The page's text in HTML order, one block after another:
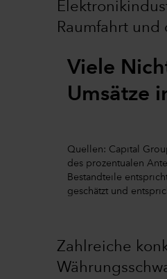
Raumfahrt
Viele
Umsätze
Quellen: Capital
des prozentualen
Bestandteile
geschätzt und
Zahlreiche